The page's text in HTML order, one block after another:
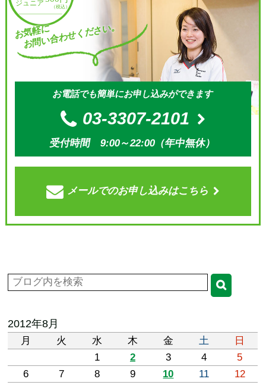
お気軽に
お問い合わせください。
お電話でも簡単にお申し込みができます
03-3307-2101
受付時間 9:00～22:00（年中無休）
メールでのお申し込みはこちら
2012年8月
月 火 水 木 金 土
日
1
2 3 4
5
6
7 8 9 10 11
12